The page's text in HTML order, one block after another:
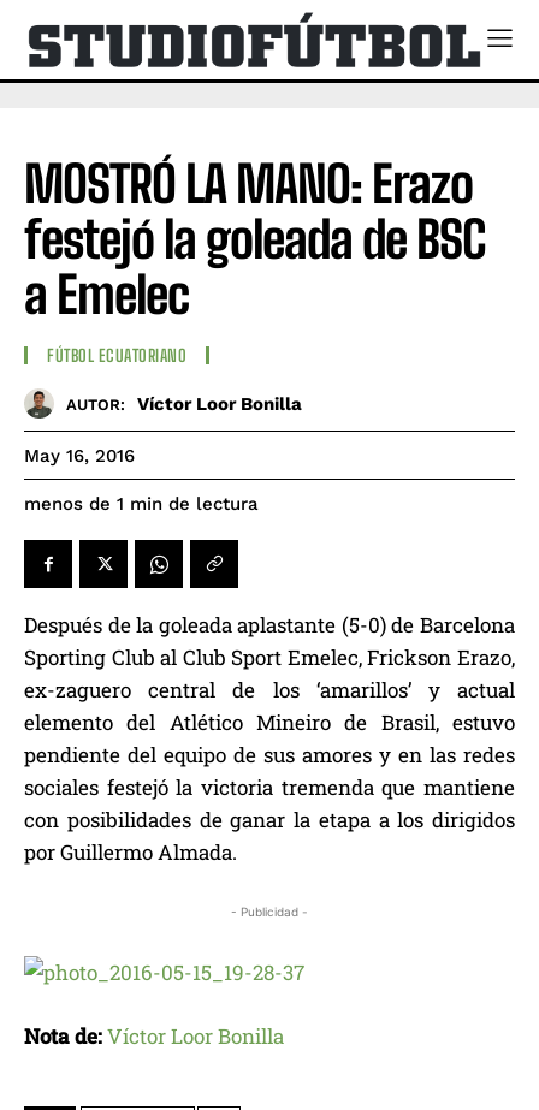
MOSTRÓ LA MANO: Erazo
festejó la goleada de BSC
a Emelec
FÚTBOL ECUATORIANO
AUTOR: Víctor Loor Bonilla
May 16, 2016
menos de 1 min de lectura
Después de la goleada aplastante (5-0) de Barcelona
Sporting Club al Club Sport Emelec, Frickson Erazo,
ex-zaguero central de los ‘amarillos’ y actual
elemento del Atlético Mineiro de Brasil, estuvo
pendiente del equipo de sus amores y en las redes
sociales festejó la victoria tremenda que mantiene
con posibilidades de ganar la etapa a los dirigidos
por Guillermo Almada.
- Publicidad -
Nota de:Víctor Loor Bonilla